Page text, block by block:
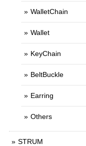
WalletChain
Wallet
KeyChain
BeltBuckle
Earring
Others
STRUM